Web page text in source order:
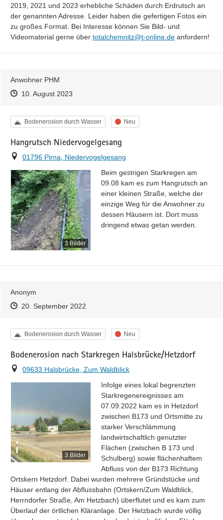
2019, 2021 und 2023 erhebliche Schäden durch Erdrutsch an
der genannten Adresse. Leider haben die gefertigen Fotos ein
zu großes Format. Bei Interesse können Sie Bild- und
Videomaterial gerne über totalchemnitz@t-online.de anfordern!
Anwohner PHM
Zeitpunkt des Erstellens
Zeitpunkt des Erstellens
10. August 2023Zur Äußerung
Kategorie
Bodenerosion durch Wasser Status
Neu
Hangrutsch Niedervogelgesang
Ort
01796 Pirna, Niedervogelgesang
3 Bilder
Beim gestrigen Starkregen am
09.08 kam es zum Hangrutsch an
einer kleinen Straße, welche der
einzige Weg für die Anwohner zu
dessen Häusern ist. Dort muss
dringend etwas getan werden.
Anonym
Zeitpunkt des Erstellens
Zeitpunkt des Erstellens
20. September 2022Zur Äußerung
Kategorie
Bodenerosion durch Wasser Status
Neu
Bodenerosion nach Starkregen Halsbrücke/Hetzdorf
Ort
09633 Halsbrücke, Zum Waldblick
3 Bilder
Infolge eines lokal begrenzten
Starkregenereignisses am
07.09.2022 kam es in Hetzdorf
zwischen B173 und Ortsmitte zu
starker Verschlämmung
landwirtschaftlich genutzter
Flächen (zwischen B 173 und
Schulberg) sowie flächenhaftem
Abfluss von der B173 Richtung
Ortskern Hetzdorf. Dabei wurden mehrere Gründstücke und
Häuser entlang der Abflussbahn (Ortskern/Zum Waldblick,
Herrndorfer Straße, Am Hetzbach) überflutet und es kam zum
Überlauf der örtlichen Kläranlage. Der Hetzbach wurde völlig